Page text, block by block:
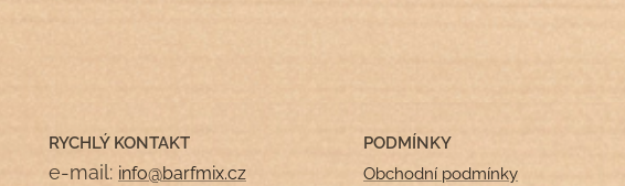
RYCHLÝ KONTAKT
e-mail: info@barfmix.cz
PODMÍNKY
Obchodní podmínky